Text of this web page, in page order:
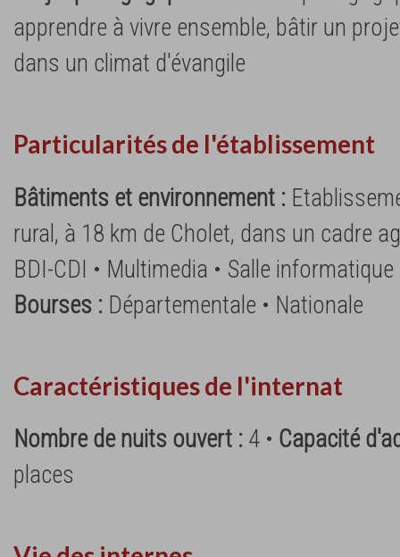
apprendre à vivre ensemble, bâtir un
dans un climat d'évangile
Particularités de l'établissement
Bâtiments et environnement :
rural, à 18 km de Cholet, dans un cadre
BDI-CDI • Multimedia • Salle
Bourses : Départementale • Nationale
Caractéristiques de l'internat
Nombre de nuits ouvert : 4 • Capacité
places